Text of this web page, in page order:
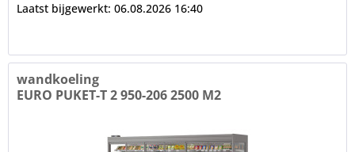
Laatst bijgewerkt: 06.08.2026 16:40
wandkoeling
EURO PUKET-T 2 950-206 2500 M2